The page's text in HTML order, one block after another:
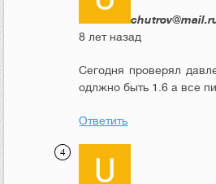
8 лет назад
Сегодня проверял
одлжно быть 1.6 а все
Ответить